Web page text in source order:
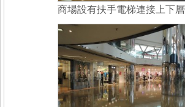
商場設有扶手電梯連接上下層